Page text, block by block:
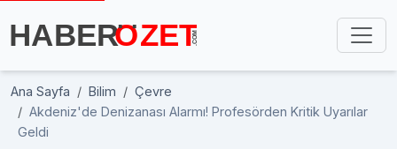
Ana Sayfa Bilim
Çevre
Akdeniz'de Denizanası Alarmı! Profesörden Kritik Uyarılar
Geldi